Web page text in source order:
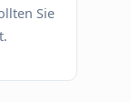
Sie